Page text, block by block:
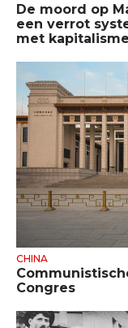
De moord op
een verrot
met
CHINA
Congres